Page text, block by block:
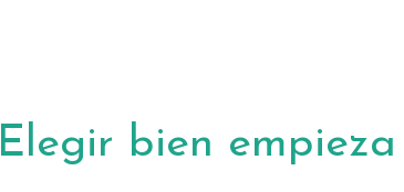
Elegir bien